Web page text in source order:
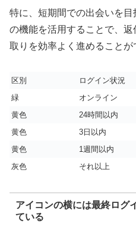
特に、短期間での出会いを
の機能を活用することで、
取りを効率よく進めることが
区別
ログイン状況
緑
オンライン
黄色
24時間以内
黄色
3日以内
黄色
1週間以内
灰色
それ以上
アイコンの横には最終ログ
ている